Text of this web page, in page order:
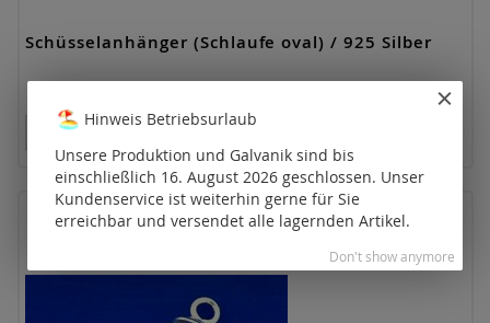
Schüsselanhänger (Schlaufe oval) / 925 Silber
Preise nur für registrierte Kunden sichtbar.
Hinweis Betriebsurlaub
Unsere Produktion und Galvanik sind bis
einschließlich 16. August 2026 geschlossen. Unser
Kundenservice ist weiterhin gerne für Sie
erreichbar und versendet alle lagernden Artikel.
Don't show anymore